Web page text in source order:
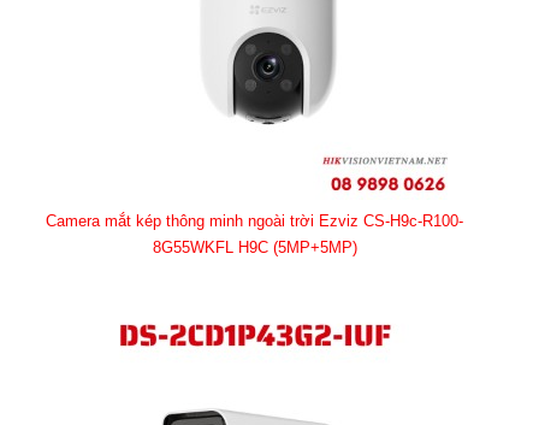
Camera mắt kép thông minh ngoài trời Ezviz CS-H9c-R100-
8G55WKFL H9C (5MP+5MP)